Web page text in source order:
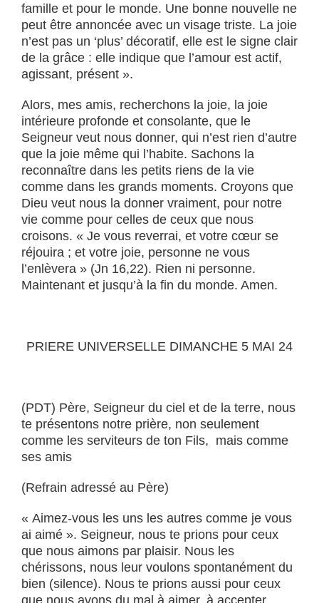
famille et pour le monde. Une bonne nouvelle ne
peut être annoncée avec un visage triste. La joie
n’est pas un ‘plus’ décoratif, elle est le signe clair
de la grâce : elle indique que l’amour est actif,
agissant, présent ».
Alors, mes amis, recherchons la joie, la joie
intérieure profonde et consolante, que le
Seigneur veut nous donner, qui n’est rien d’autre
que la joie même qui l’habite. Sachons la
reconnaître dans les petits riens de la vie
comme dans les grands moments. Croyons que
Dieu veut nous la donner vraiment, pour notre
vie comme pour celles de ceux que nous
croisons. « Je vous reverrai, et votre cœur se
réjouira ; et votre joie, personne ne vous
l’enlèvera » (Jn 16,22). Rien ni personne.
Maintenant et jusqu’à la fin du monde. Amen.
PRIERE UNIVERSELLE DIMANCHE 5 MAI 24
(PDT) Père, Seigneur du ciel et de la terre, nous
te présentons notre prière, non seulement
comme les serviteurs de ton Fils, mais comme
ses amis
(Refrain adressé au Père)
« Aimez-vous les uns les autres comme je vous
ai aimé ». Seigneur, nous te prions pour ceux
que nous aimons par plaisir. Nous les
chérissons, nous leur voulons spontanément du
bien (silence). Nous te prions aussi pour ceux
que nous avons du mal à aimer, à accepter,